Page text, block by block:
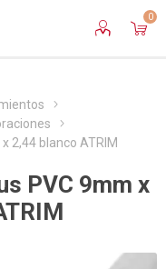
0
2,44 blanco ATRIM
PVC 9mm x